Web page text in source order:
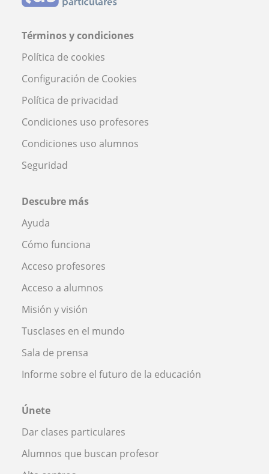
Términos y condiciones
Política de cookies
Configuración de Cookies
Política de privacidad
Condiciones uso profesores
Condiciones uso alumnos
Seguridad
Descubre más
Ayuda
Cómo funciona
Acceso profesores
Acceso a alumnos
Misión y visión
Tusclases en el mundo
Sala de prensa
Informe sobre el futuro de la educación
Únete
Dar clases particulares
Alumnos que buscan profesor